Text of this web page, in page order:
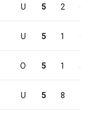
U 5 2 6
U 5 1 6
O 5 1 5
U 5 8